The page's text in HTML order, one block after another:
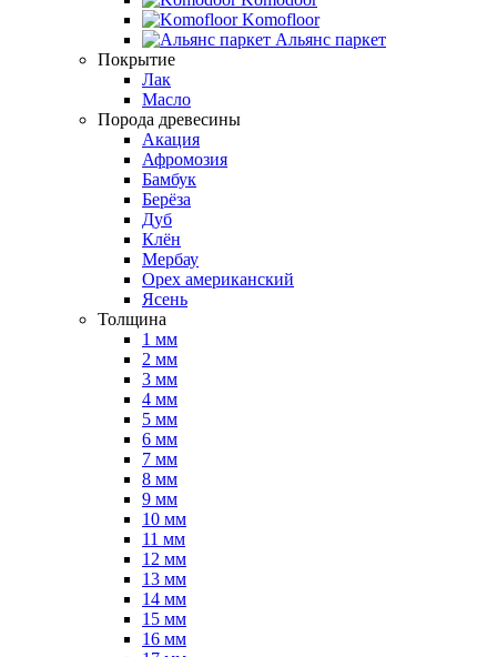
Komofloor
Альянс паркет
Покрытие
Лак
Масло
Порода древесины
Акация
Афромозия
Бамбук
Берёза
Дуб
Клён
Мербау
Орех американский
Ясень
Толщина
1 мм
2 мм
3 мм
4 мм
5 мм
6 мм
7 мм
8 мм
9 мм
10 мм
11 мм
12 мм
13 мм
14 мм
15 мм
16 мм